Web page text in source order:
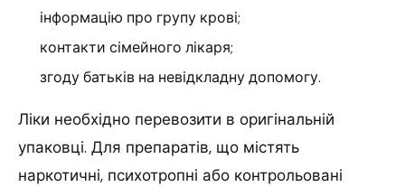
інформацію про групу крові;
контакти сімейного лікаря;
згоду батьків на невідкладну допомогу.
Ліки необхідно перевозити в оригінальній
упаковці. Для препаратів, що містять
наркотичні, психотропні або контрольовані